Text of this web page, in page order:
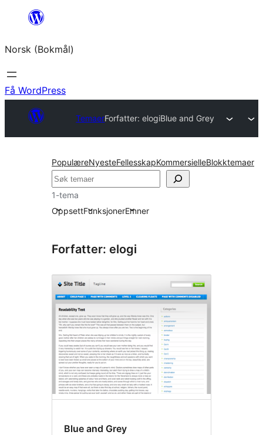
Hopp
innhold
Norsk (Bokmål)
Få WordPress
TemaerForfatter: elogiBlue and Grey
PopulæreNyesteFellesskapKommersielleBlokktemaer
Søk
1-tema
OppsettFunksjonerEmner
Forfatter: elogi
Blue and Grey